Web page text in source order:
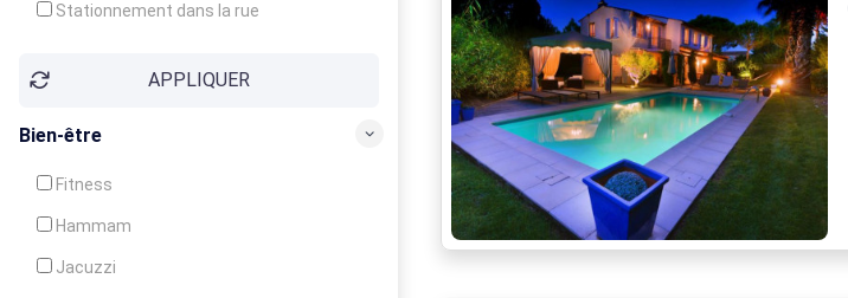
Stationnement dans la rue
APPLIQUER
Bien-être
Fitness
Hammam
Jacuzzi